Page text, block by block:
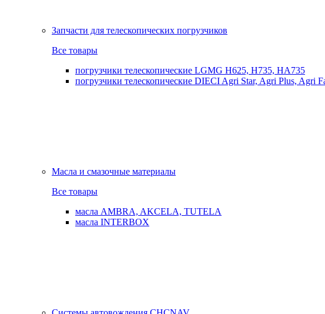
Запчасти для телескопических погрузчиков
Все товары
погрузчики телескопические LGMG H625, H735, HA735
погрузчики телескопические DIECI Agri Star, Agri Plus, Agri
Масла и смазочные материалы
Все товары
масла AMBRA, AKCELA, TUTELA
масла INTERBOX